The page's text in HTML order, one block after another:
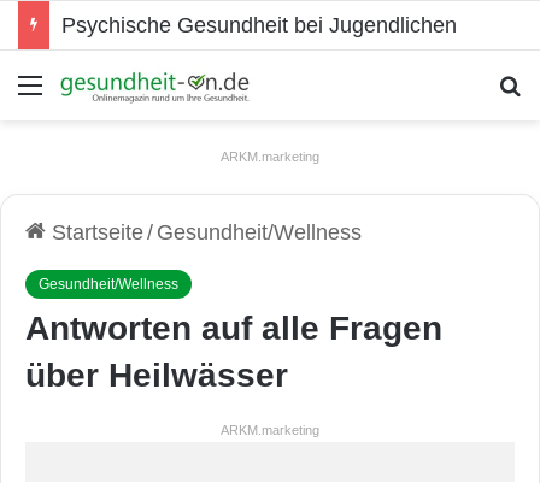
Psychische Gesundheit bei Jugendlichen
Menü
ARKM.marketing
Startseite/ Gesundheit/Wellness
Gesundheit/Wellness
Antworten auf alle Fragen
über Heilwässer
ARKM.marketing